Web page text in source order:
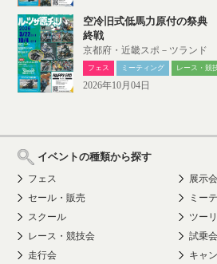
空冷旧式低馬力原付の祭典
終戦
京都府・近畿スポ－ツランド
フェス ミーティング レース・競
2026年10月04日
イベントの種類から探す
フェス
展示会
セール・販売
ミー
スクール
ツー
レース・競技会
試乗会
走行会
キャ